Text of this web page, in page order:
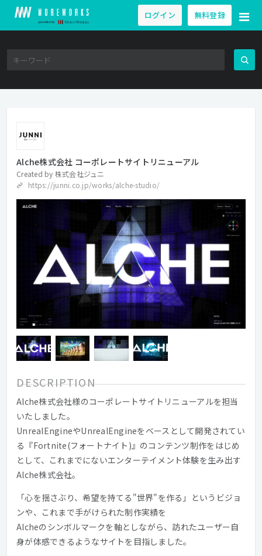
ログイン 無料登録
Alche株式会社 コーポレートサイトリニューアル
Created by 株式会社ジュニ
https://junni.co.jp/works/alche-studio/
DESCRIPTION
Alche株式会社様の​コーポレートサイトリニューアルを​担当
いたしました。​
UnrealEngineや​UnrealEngineを​ベースと​して​開発されてい
る​『Fortnite(フォートナイト)』の​コンテンツ制作を​はじめ
と​して、​これまでに​ない​エンターテイメント体験を​生み出す
Alche株式会社。​
​「心を​揺さぶり、​希望を​持てる​"世界"を​作る」と​いう​ビジョ
ンや、​これまで​手が​けられた​制作実績を​
Alcheの​シンボルマークを​軸としながら、​訪れた​ユーザー自
身が​体感できるような​サイトを​目指しました。​